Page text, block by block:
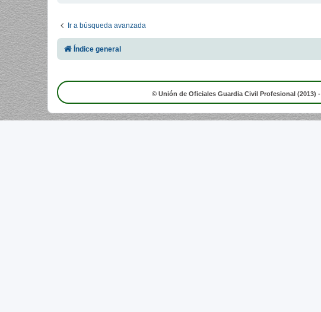
Ir a búsqueda avanzada
Índice general
© Unión de Oficiales Guardia Civil Profesional (2013) -